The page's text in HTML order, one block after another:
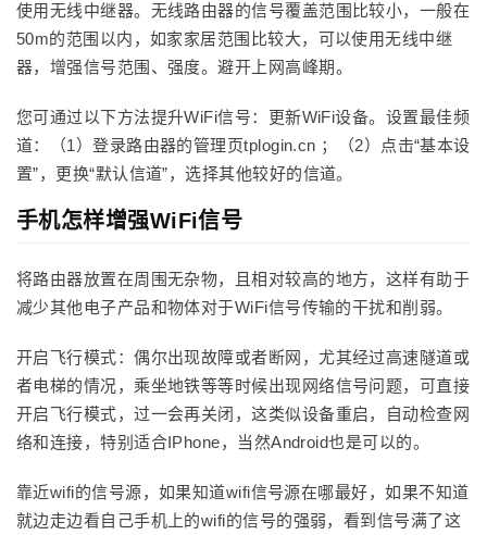
使用无线中继器。无线路由器的信号覆盖范围比较小，一般在
50m的范围以内，如家家居范围比较大，可以使用无线中继
器，增强信号范围、强度。避开上网高峰期。
您可通过以下方法提升WiFi信号：更新WiFi设备。设置最佳频
道：（1）登录路由器的管理页tplogin.cn ；（2）点击“基本设
置”，更换“默认信道”，选择其他较好的信道。
手机怎样增强WiFi信号
将路由器放置在周围无杂物，且相对较高的地方，这样有助于
减少其他电子产品和物体对于WiFi信号传输的干扰和削弱。
开启飞行模式：偶尔出现故障或者断网，尤其经过高速隧道或
者电梯的情况，乘坐地铁等等时候出现网络信号问题，可直接
开启飞行模式，过一会再关闭，这类似设备重启，自动检查网
络和连接，特别适合IPhone，当然Android也是可以的。
靠近wifi的信号源，如果知道wifi信号源在哪最好，如果不知道
就边走边看自己手机上的wifi的信号的强弱，看到信号满了这